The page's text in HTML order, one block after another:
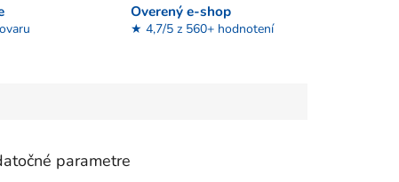
Overený e-shop
★ 4,7/5 z 560+ hodnotení
parametre